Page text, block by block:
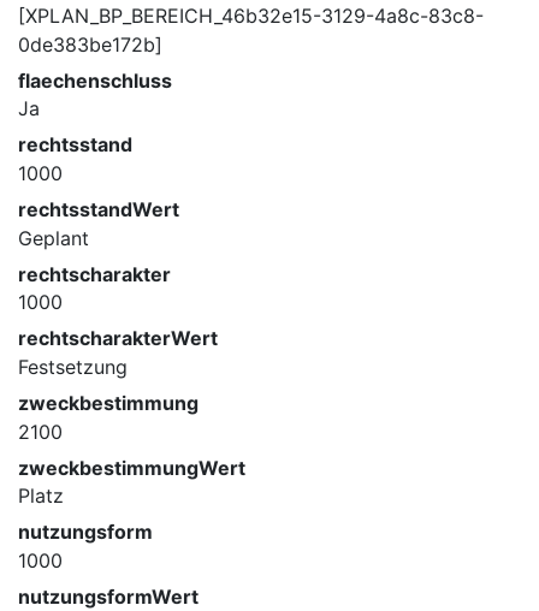
[XPLAN_BP_BEREICH_46b32e15-3129-4a8c-83c8-
0de383be172b]
flaechenschluss
Ja
rechtsstand
1000
rechtsstandWert
Geplant
rechtscharakter
1000
rechtscharakterWert
Festsetzung
zweckbestimmung
2100
zweckbestimmungWert
Platz
nutzungsform
1000
nutzungsformWert